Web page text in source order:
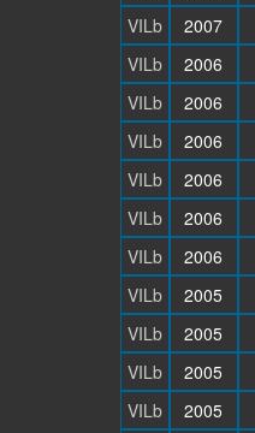
VILb
2007
VILb
2006
VILb
2006
VILb
2006
VILb
2006
VILb
2006
VILb
2006
VILb
2005
VILb
2005
VILb
2005
VILb
2005